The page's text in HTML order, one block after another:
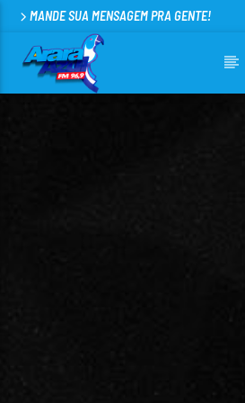
MANDE SUA MENSAGEM PRA GENTE!